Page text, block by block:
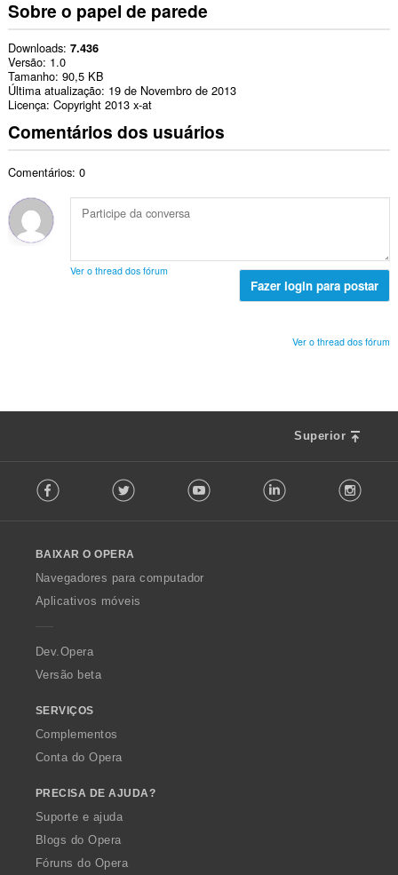
Sobre o papel de parede
Downloads 7.436
Versão 1.0
Tamanho 90,5 KB
Última atualização 19 de Novembro de 2013
Licença Copyright 2013 x-at
Comentários dos usuários
Comentários: 0
Ver o thread dos fórum
Fazer login para postar
Ver o thread dos fórum
Superior
o
w
O
p
a
Facebook Twitter Youtube LinkedIn
BAIXAR O OPERA
Navegadores para computador
Aplicativos móveis
Dev.Opera
Versão beta
SERVIÇOS
Complementos
Conta do Opera
PRECISA DE AJUDA?
Suporte e ajuda
Blogs do Opera
Fóruns do Opera